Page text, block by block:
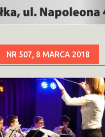
NR 507, 8 MARCA 2018